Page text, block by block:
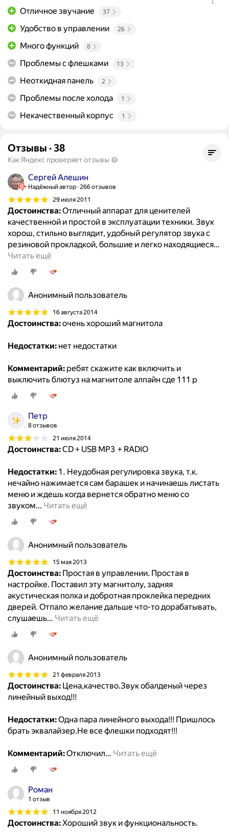
Отличное звучание
37
Удобство в управлении 26
Много функций 8
Проблемы с флешками 13
Неоткидная панель 2
Проблемы после холода 1
Некачественный корпус 1
Отзывы · 38
Как Яндекс проверяет отзывы
Сергей Алешин
Надёжный автор 266 отзывов
29 июля 2011
Достоинства:Отличный аппарат для ценителей
качественной и простой в эксплуатации техники. Звук
хорош, стильно выглядит, удобный регулятор звука с
резиновой прокладкой, большие и легко находящиеся…
Читать ещё
Анонимный пользователь
16 августа 2014
Достоинства:очень хороший магнитола
Недостатки: нет недостатки
Комментарий: ребят скажите как включить и
выключить блютуз на магнитоле алпайн сде 111 р
Петр
8 отзывов
21 июля 2014
Достоинства:CD + USB MP3 + RADIO
Недостатки: 1. Неудобная регулировка звука, т.к.
нечайно нажимается сам барашек и начинаешь листать
меню и ждешь когда вернется обратно меню со
звуком… Читать ещё
Анонимный пользователь
15 мая 2013
Достоинства: Простая в управлении. Простая в
настройке. Поставил эту магнитолу, задняя
акустическая полка и добротная проклейка передних
дверей. Отпало желание дальше что-то дорабатывать,
слушаешь… Читать ещё
Анонимный пользователь
21 февраля 2013
Достоинства: Цена,качество.Звук обалденый через
линейный выход!!!
Недостатки:Одна пара линейного выхода!!! Пришлось
брать эквалайзер.Не все флешки подходят!!!
Комментарий:Отключил… Читать ещё
Роман
1 отзыв
11 ноября 2012
Достоинства:Хороший звук и функциональность.